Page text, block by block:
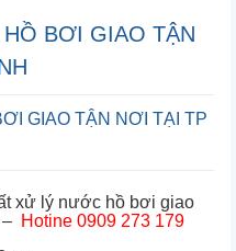
BƠI GIAO TẬN
GIAO TẬN NƠI TẠI TP
xử lý nước hồ bơi giao
Hotine 0909 273 179